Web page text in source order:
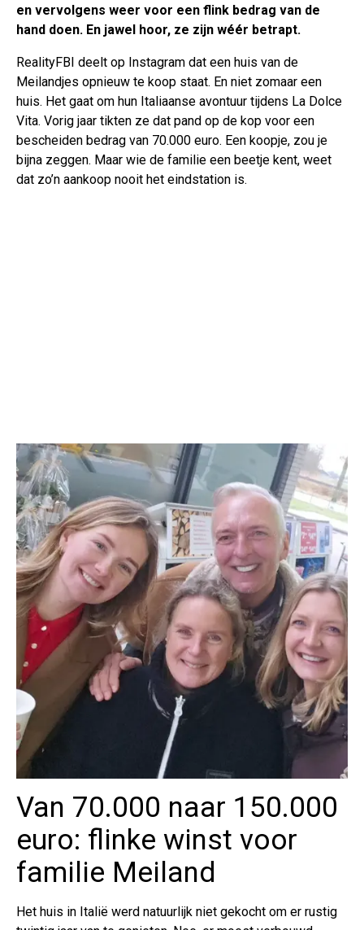
en vervolgens weer voor een flink bedrag van de
hand doen. En jawel hoor, ze zijn wéér betrapt.
RealityFBI deelt op Instagram dat een huis van de
Meilandjes opnieuw te koop staat. En niet zomaar een
huis. Het gaat om hun Italiaanse avontuur tijdens La Dolce
Vita. Vorig jaar tikten ze dat pand op de kop voor een
bescheiden bedrag van 70.000 euro. Een koopje, zou je
bijna zeggen. Maar wie de familie een beetje kent, weet
dat zo’n aankoop nooit het eindstation is.
Van 70.000 naar 150.000
euro: flinke winst voor
familie Meiland
Het huis in Italië werd natuurlijk niet gekocht om er rustig